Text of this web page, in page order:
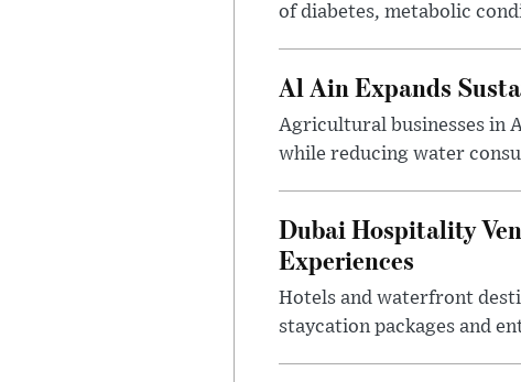
of diabetes, metabolic
Al Ain Expands
Agricultural businesses in
while reducing water
Dubai Hospitality
Experiences
Hotels and waterfront
staycation packages and